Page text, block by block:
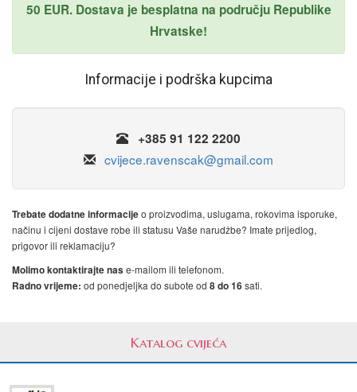
50 EUR. Dostava je besplatna na području Republike
Hrvatske!
Informacije i podrška kupcima
+385 91 122 2200
cvijece.ravenscak@gmail.com
Trebate dodatne informacijeo proizvodima, uslugama, rokovima isporuke,
načinu i cijeni dostave robe ili statusu Vaše narudžbe? Imate prijedlog,
prigovor ili reklamaciju?
Molimo kontaktirajte nas e-mailom ili telefonom.
Radno vrijeme: od ponedjeljka do subote od 8 do 16 sati.
Katalog cvijeća